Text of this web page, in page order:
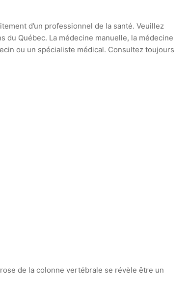
d’un professionnel de la santé. Veuillez
du Québec. La médecine manuelle, la médecine
ou un spécialiste médical. Consultez toujours
de la colonne vertébrale se révèle être un